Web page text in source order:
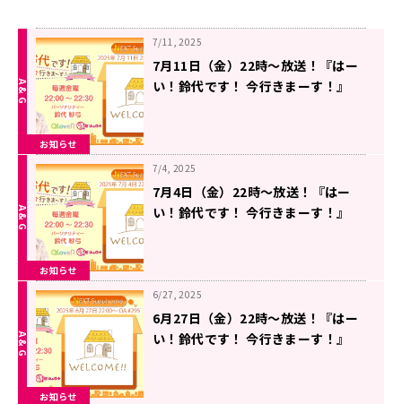
お知らせ
7/11, 2025
7月11日（金）22時～放送！『はー
い！鈴代です！ 今行きまーす！』
お知らせ
7/4, 2025
7月4日（金）22時～放送！『はー
い！鈴代です！ 今行きまーす！』
お知らせ
6/27, 2025
6月27日（金）22時～放送！『はー
い！鈴代です！ 今行きまーす！』